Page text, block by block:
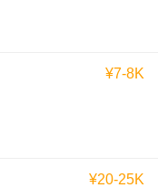
¥7-8K
¥20-25K